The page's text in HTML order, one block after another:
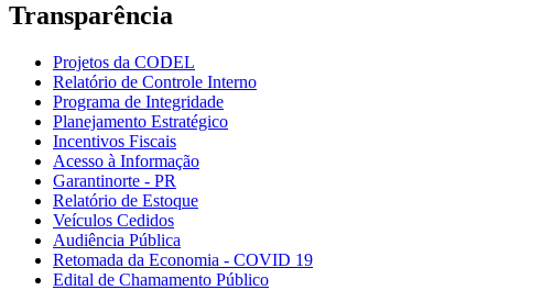
Transparência
Projetos da CODEL
Relatório de Controle Interno
Programa de Integridade
Planejamento Estratégico
Incentivos Fiscais
Acesso à Informação
Garantinorte - PR
Relatório de Estoque
Veículos Cedidos
Audiência Pública
Retomada da Economia - COVID 19
Edital de Chamamento Público